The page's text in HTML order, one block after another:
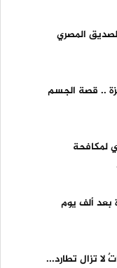
المصري
.. قصة الجسم
لمكافحة
بعد ألف يوم
لا تزال تطارد...